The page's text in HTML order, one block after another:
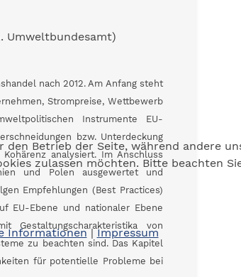
Umweltbundesamt)
nach 2012. Am Anfang steht
Strompreise, Wettbewerb
Instrumente EU-
bzw. Unterdeckung
analysiert. Im Anschluss
und Polen ausgewertet und
Empfehlungen (Best Practices)
EU-Ebene und nationaler Ebene
von
zu beachten sind. Das Kapitel
für potentielle Probleme bei
Betrieb der Seite, während andere
zulassen möchten. Bitte beachten
Informationen|Impressum